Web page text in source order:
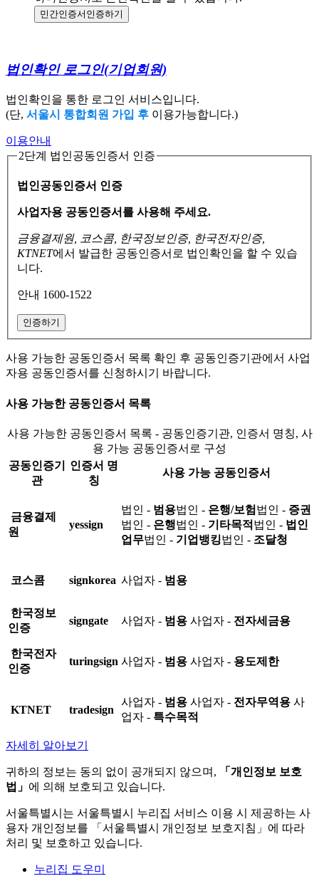
민간인증서 인증하기
법인확인 로그인(기업회원)
법인확인을 통한 로그인 서비스입니다.
(단, 서울시 통합회원 가입 후 이용가능합니다.)
이용안내
2단계 법인공동인증서 인증
법인공동인증서 인증
사업자용 공동인증서를 사용해 주세요.
금융결제원, 코스콤, 한국정보인증, 한국전자인증,
KTNET에서 발급한 공동인증서로 법인확인을 할 수 있습
니다.
안내 1600-1522
인증하기
사용 가능한 공동인증서 목록 확인 후 공동인증기관에서 사업
자용 공동인증서를 신청하시기 바랍니다.
사용 가능한 공동인증서 목록
사용 가능한 공동인증서 목록 - 공동인증기관, 인증서 명칭, 사
용 가능 공동인증서로 구성
공동인증기
관
인증서 명
칭
사용 가능 공동인증서
금융결제
원
yessign
법인 - 범용법인 - 은행/보험 법인 - 증권
법인 - 은행법인 - 기타목적 법인 - 법인
업무법인 - 기업뱅킹법인 - 조달청
코스콤 signkorea 사업자 - 범용
한국정보
인증
signgate 사업자 - 범용 사업자 - 전자세금용
한국전자
인증
turingsign 사업자 - 범용 사업자 - 용도제한
KTNET tradesign
사업자 - 범용 사업자 - 전자무역용 사
업자 - 특수목적
자세히 알아보기
귀하의 정보는 동의 없이 공개되지 않으며,
「개인정보 보호
법」 에 의해 보호되고 있습니다.
서울특별시는 서울특별시 누리집 서비스 이용 시 제공하는 사
용자 개인정보를 「서울특별시 개인정보 보호지침」에 따라
처리 및 보호하고 있습니다.
누리집 도우미